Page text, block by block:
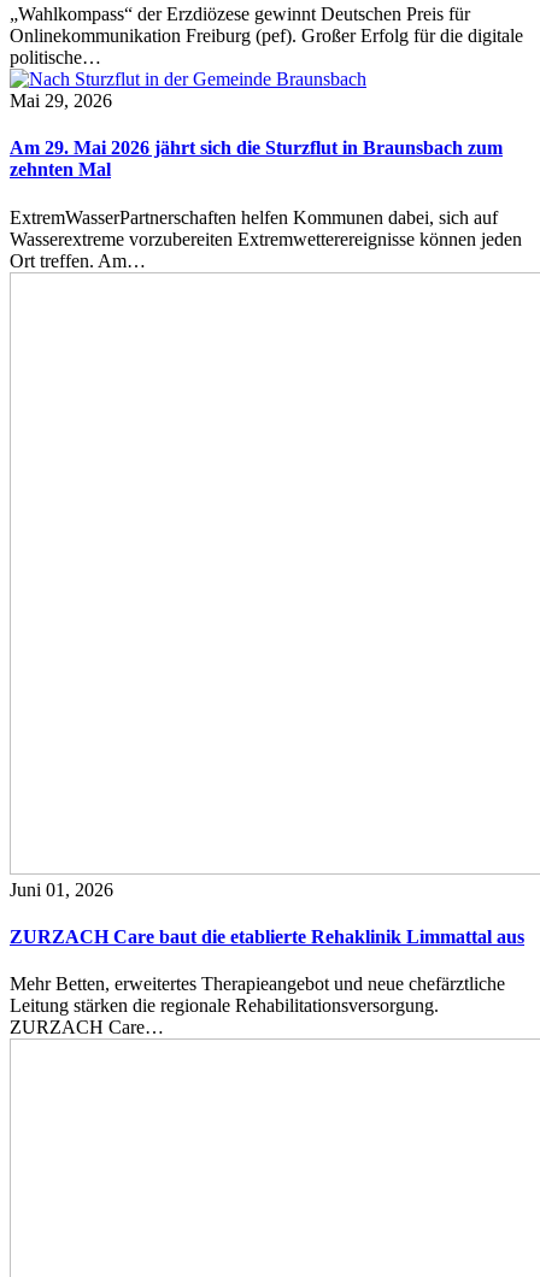
„Wahlkompass“ der Erzdiözese gewinnt Deutschen Preis für
Onlinekommunikation Freiburg (pef). Großer Erfolg für die digitale
politische…
Mai 29, 2026
Am 29. Mai 2026 jährt sich die Sturzflut in Braunsbach zum
zehnten Mal
ExtremWasserPartnerschaften helfen Kommunen dabei, sich auf
Wasserextreme vorzubereiten Extremwetterereignisse können jeden
Ort treffen. Am…
Juni 01, 2026
ZURZACH Care baut die etablierte Rehaklinik Limmattal aus
Mehr Betten, erweitertes Therapieangebot und neue chefärztliche
Leitung stärken die regionale Rehabilitationsversorgung.
ZURZACH Care…